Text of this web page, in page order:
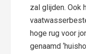
zal glijden. Ook
hoge rug voor
genaamd